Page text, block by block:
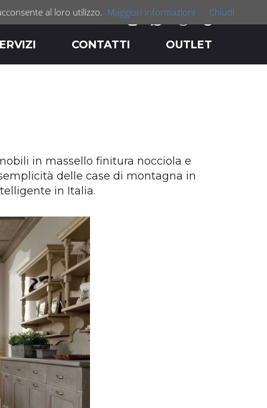
CONTATTI OUTLET
in massello finitura nocciola e
delle case di montagna in
in Italia.
al loro utilizzo. Maggiori Informazioni Chiudi